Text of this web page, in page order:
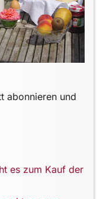
abonnieren und
es zum Kauf der